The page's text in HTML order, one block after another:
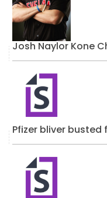
Josh Naylor Kone
Pfizer bliver busted